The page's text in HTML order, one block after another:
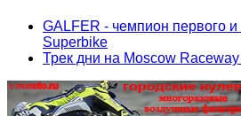
GALFER - чемпион первого и
Superbike
Трек дни на Moscow